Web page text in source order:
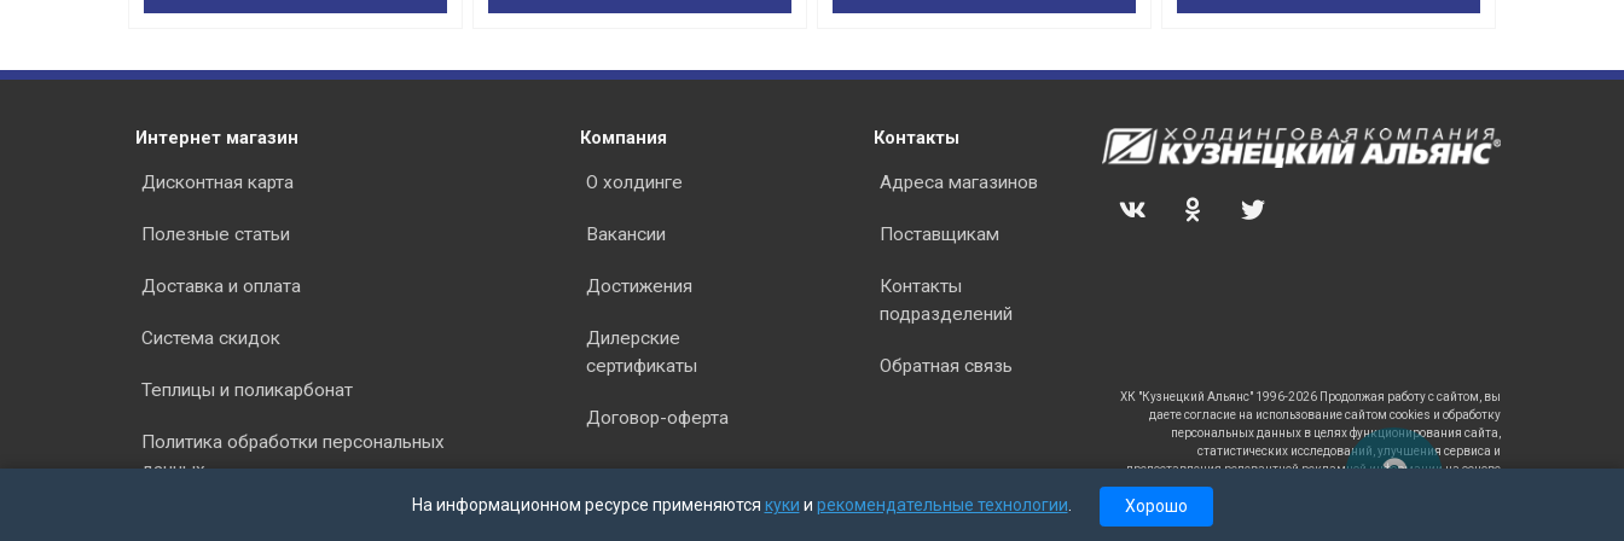
раз в 2 недели
На информационном ресурсе применяются куки и рекомендательные технологии. Хорошо
Интернет магазин
Дисконтная карта
Полезные статьи
Доставка и оплата
Система скидок
Теплицы и поликарбонат
Политика обработки персональных
данных
Компания
О холдинге
Вакансии
Достижения
Дилерские
сертификаты
Договор-оферта
Контакты
Адреса магазинов
Поставщикам
Контакты
подразделений
Обратная связь
ХК "Кузнецкий Альянс" 1996-2026 Продолжая работу с сайтом, вы
даете согласие на использование сайтом cookies и обработку
персональных данных в целях функционирования сайта,
статистических исследований, улучшения сервиса и
предоставления релевантной рекламной информации на основе